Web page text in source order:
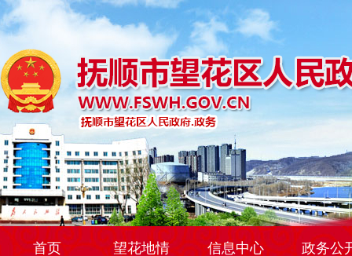
首页 望花地情 信息中心 政务公